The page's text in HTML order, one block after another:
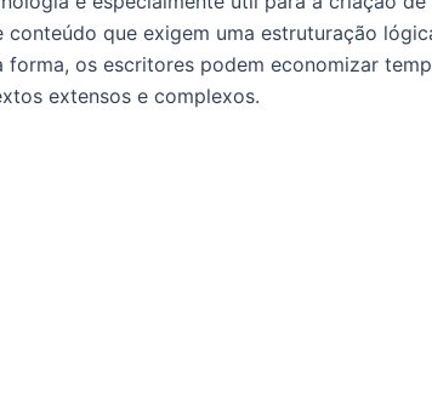
que exigem uma estruturação
forma, os escritores podem economizar
extensos e complexos.